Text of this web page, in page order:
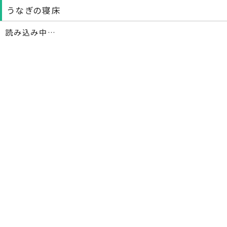
うなぎの寝床
読み込み中…